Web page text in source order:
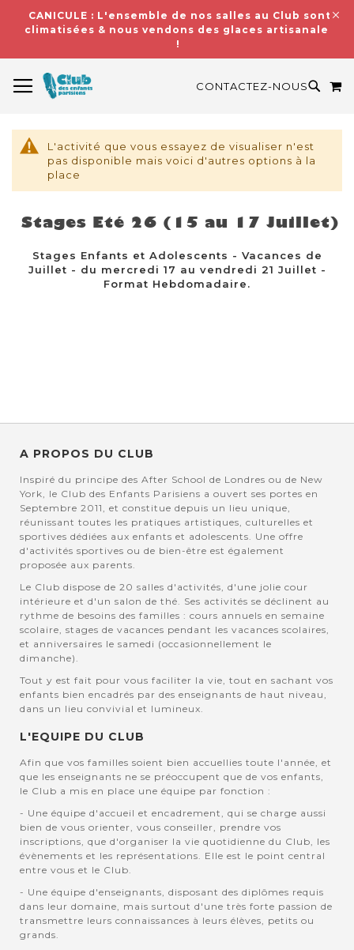
CANICULE : L'ensemble de nos salles au Club sont
climatisées & nous vendons des glaces artisanales
!
CONTACTEZ-NOUS
L'activité que vous essayez de visualiser n'est
pas disponible mais voici d'autres options à la
place
Stages Eté 26 (15 au 17 Juillet)
Stages Enfants et Adolescents - Vacances de
Juillet - du mercredi 17 au vendredi 21 Juillet -
Format Hebdomadaire.
A PROPOS DU CLUB
Inspiré du principe des After School de Londres ou de New
York, le Club des Enfants Parisiens a ouvert ses portes en
Septembre 2011, et constitue depuis un lieu unique,
réunissant toutes les pratiques artistiques, culturelles et
sportives dédiées aux enfants et adolescents. Une offre
d'activités sportives ou de bien-être est également
proposée aux parents.
Le Club dispose de 20 salles d'activités, d'une jolie cour
intérieure et d'un salon de thé. Ses activités se déclinent au
rythme de besoins des familles : cours annuels en semaine
scolaire, stages de vacances pendant les vacances scolaires,
et anniversaires le samedi (occasionnellement le
dimanche).
Tout y est fait pour vous faciliter la vie, tout en sachant vos
enfants bien encadrés par des enseignants de haut niveau,
dans un lieu convivial et lumineux.
L'EQUIPE DU CLUB
Afin que vos familles soient bien accuellies toute l'année, et
que les enseignants ne se préoccupent que de vos enfants,
le Club a mis en place une équipe par fonction :
- Une équipe d'accueil et encadrement, qui se charge aussi
bien de vous orienter, vous conseiller, prendre vos
inscriptions, que d'organiser la vie quotidienne du Club, les
évènements et les représentations. Elle est le point central
entre vous et le Club.
- Une équipe d'enseignants, disposant des diplômes requis
dans leur domaine, mais surtout d'une très forte passion de
transmettre leurs connaissances à leurs élèves, petits ou
grands.